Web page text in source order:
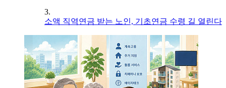
3.
소액 직역연금 받는 노인, 기초연금 수령 길 열린다